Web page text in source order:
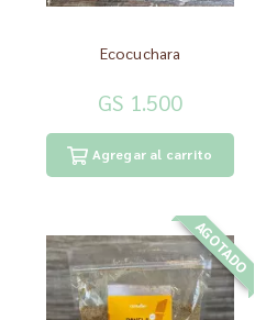
Ecocuchara
GS 1.500
Agregar al carrito
AGOTADO